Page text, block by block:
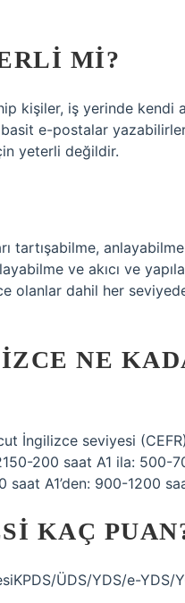
MI?
kişiler, iş yerinde kendi
e-postalar
yeterli değildir.
tartışabilme,
ve akıcı ve
olanlar dahil her
NE
İngilizce seviyesi
200 saat A1 ila: 500-
A1’den: 900-1200
KAÇ
ÜDS/YDS/e-YDS/